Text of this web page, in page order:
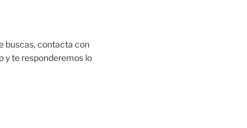
buscas, contacta con
y te responderemos lo